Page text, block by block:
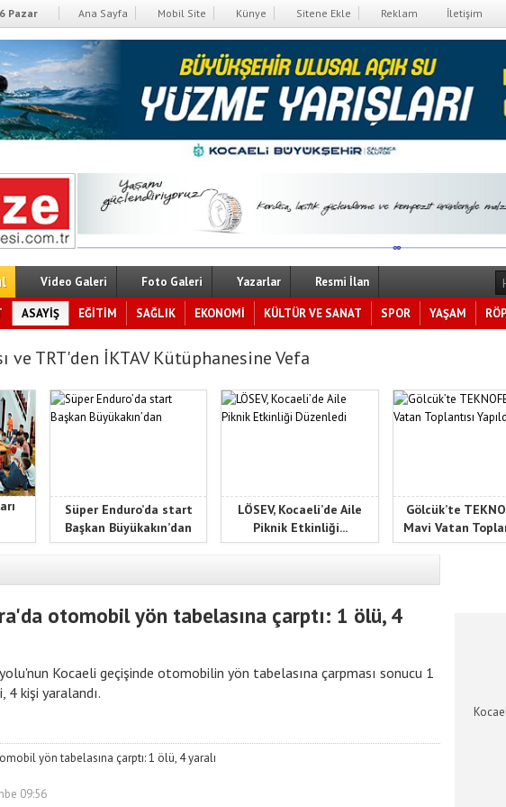
Pazar Ana Sayfa Mobil Site Künye Sitene Ekle Reklam İletişim
Video Galeri Foto Galeri Yazarlar Resmi İlan
ASAYİŞ EĞİTİM SAĞLIK EKONOMİ KÜLTÜR VE SANAT SPOR YAŞAM
ve TRT'den İKTAV Kütüphanesine Vefa
Süper Enduro’da start
Başkan Büyükakın’dan
LÖSEV, Kocaeli’de Aile
Piknik Etkinliği...
Gölcük’te
Mavi Vatan
otomobil yön tabelasına çarptı: 1 ölü, 4
Kocaeli geçişinde otomobilin yön tabelasına çarpması sonucu 1
4 kişi yaralandı.
09:56